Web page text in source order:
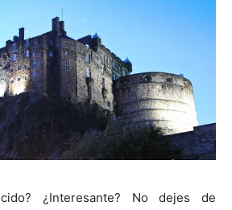
¿Interesante? No dejes de